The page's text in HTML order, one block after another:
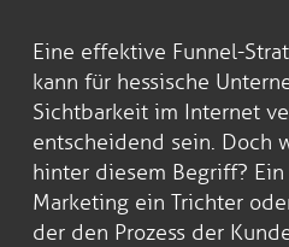
Eine effektive Funnel-
kann für hessische
Sichtbarkeit im Internet
entscheidend sein. Doch
hinter diesem Begriff?
Marketing ein Trichter
der den Prozess der